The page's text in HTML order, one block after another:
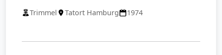
Trimmel Tatort Hamburg 1974